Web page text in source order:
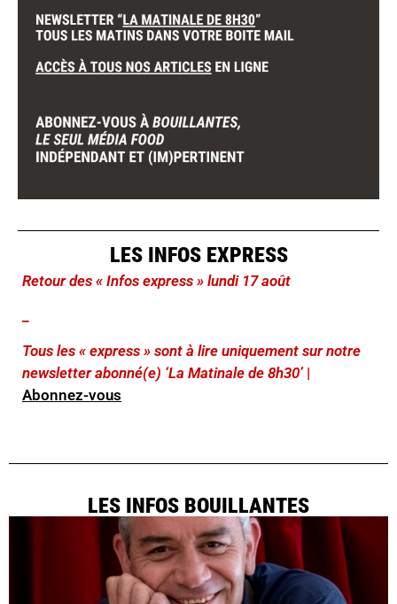
LES INFOS EXPRESS
Retour des « Infos express » lundi 17 août
Tous les « express » sont à lire uniquement sur notre
newsletter abonné(e) ‘La Matinale de 8h30’ |
Abonnez-vous
LES INFOS BOUILLANTES